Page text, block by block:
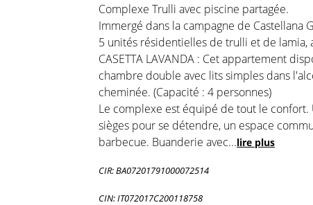
Complexe Trulli avec piscine partagée.
Immergé dans la campagne de
5 unités résidentielles de trulli et de lamia,
CASETTA LAVANDA : Cet appartement
chambre double avec lits simples dans
cheminée. (Capacité : 4 personnes)
Le complexe est équipé de tout le
sièges pour se détendre, un espace
barbecue. Buanderie avec...lire plus
CIR: BA07201791000072514
CIN: IT072017C200118758